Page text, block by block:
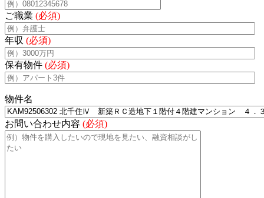
ご職業 (必須)
年収 (必須)
保有物件 (必須)
物件名
お問い合わせ内容 (必須)